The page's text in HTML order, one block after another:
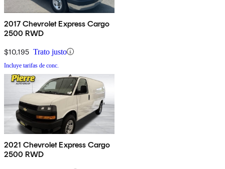
2017 Chevrolet Express Cargo
2500 RWD
$10,195 Trato justo
Incluye tarifas de conc.
2021 Chevrolet Express Cargo
2500 RWD